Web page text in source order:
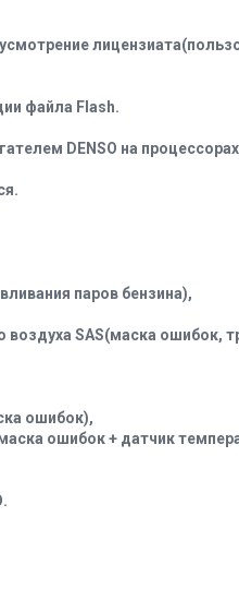
файла Flash.
DENSO на
паров бензина),
SAS(маска ошибок,
ошибок),
ошибок + датчик